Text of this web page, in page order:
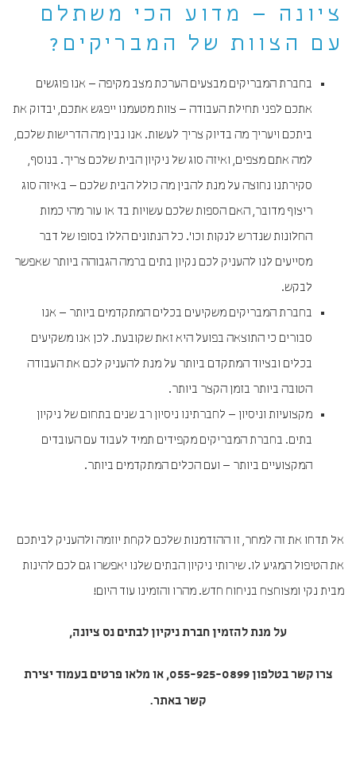
ציונה – מדוע הכי משתלם
עם הצוות של המבריקים?
בחברת המבריקים מבצעים הערכת מצב מקיפה – אנו פוגשים
אתכם לפני תחילת העבודה – צוות מטעמנו ייפגש אתכם, יבדוק את
ביתכם ויעריך מה בדיוק צריך לעשות. אנו נבין מה הדרישות שלכם,
למה אתם מצפים, ואיזה סוג של ניקיון הבית שלכם צריך. בנוסף,
סקירתנו נחוצה על מנת להבין מה כולל הבית שלכם – באיזה סוג
ריצוף מדובר, האם הספות שלכם עשויות בד או עור מהי כמות
החלונות שנדרש לנקות וכו'. כל הנתונים הללו בסופו של דבר
מסייעים לנו להעניק לכם נקיון בתים ברמה הגבוהה ביותר שאפשר
לבקש.
בחברת המבריקים משקיעים בכלים המתקדמים ביותר – אנו
סבורים כי התוצאה בפועל היא זאת שקובעת. לכן אנו משקיעים
בכלים ובציוד המתקדם ביותר על מנת להעניק לכם את העבודה
הטובה ביותר בזמן הקצר ביותר.
מקצועיות וניסיון – לחברתינו ניסיון רב שנים בתחום של ניקיון
בתים. בחברת המבריקים מקפידים תמיד לעבוד עם העובדים
המקצועיים ביותר – ועם הכלים המתקדמים ביותר.
אל תדחו את זה למחר, זו ההזדמנות שלכם לקחת יוזמה ולהעניק לביתכם
את הטיפול המגיע לו. שירותי ניקיון הבתים שלנו יאפשרו גם לכם להינות
מבית נקי ומצוחצח בניחוח חדש. מהרו והזמינו עוד היום!
על מנת להזמיןחברת ניקיון לבתים נס ציונה,
צרו קשר בטלפון 055-925-0899, או מלאו פרטים בעמוד יצירת
קשר באתר.